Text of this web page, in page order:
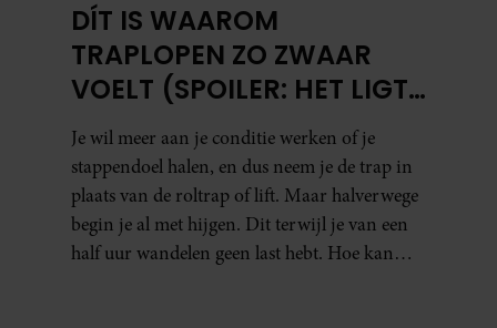
DÍT IS WAAROM
TRAPLOPEN ZO ZWAAR
VOELT (SPOILER: HET LIGT
NIET AAN JE CONDITIE)
Je wil meer aan je conditie werken of je
stappendoel halen, en dus neem je de trap in
plaats van de roltrap of lift. Maar halverwege
begin je al met hijgen. Dit terwijl je van een
half uur wandelen geen last hebt. Hoe kan